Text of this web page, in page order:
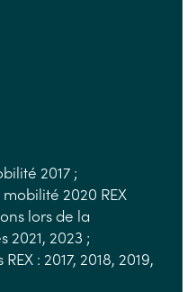
2017 ;
2020 REX
lors de la
2021, 2023 ;
: 2017, 2018, 2019,